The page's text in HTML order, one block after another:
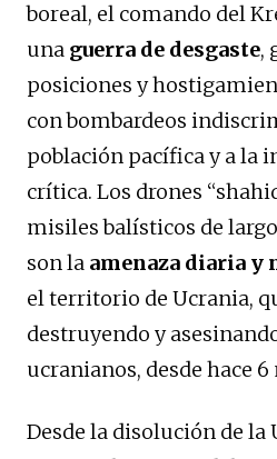
boreal, el comando del
una guerra de desgaste,
posiciones y
con bombardeos
población pacífica y a la
crítica. Los drones
misiles balísticos de
son la amenaza diaria y
el territorio de Ucrania,
destruyendo y
ucranianos, desde hace 6
Desde la disolución de la